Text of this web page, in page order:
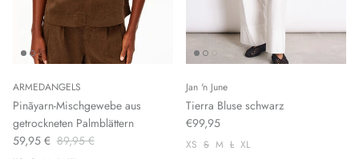
ARMEDANGELS
Pinãyarn-Mischgewebe aus
getrockneten Palmblättern
59,95 € 89,95 €
Jan 'n June
Tierra Bluse schwarz
€99,95
XS S M L XL